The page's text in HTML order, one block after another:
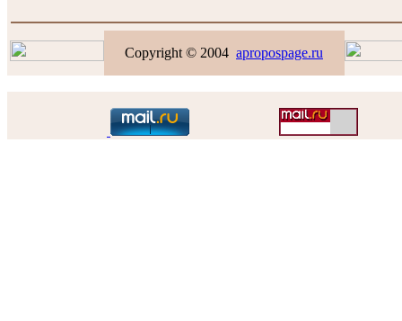
Copyright © 2004 apropospage.ru